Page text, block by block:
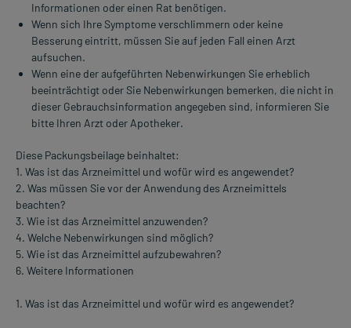
Informationen oder einen Rat benötigen.
Wenn sich Ihre Symptome verschlimmern oder keine
Besserung eintritt, müssen Sie auf jeden Fall einen Arzt
aufsuchen.
Wenn eine der aufgeführten Nebenwirkungen Sie erheblich
beeinträchtigt oder Sie Nebenwirkungen bemerken, die nicht in
dieser Gebrauchsinformation angegeben sind, informieren Sie
bitte Ihren Arzt oder Apotheker.
Diese Packungsbeilage beinhaltet:
1. Was ist das Arzneimittel und wofür wird es angewendet?
2. Was müssen Sie vor der Anwendung des Arzneimittels
beachten?
3. Wie ist das Arzneimittel anzuwenden?
4. Welche Nebenwirkungen sind möglich?
5. Wie ist das Arzneimittel aufzubewahren?
6. Weitere Informationen
1. Was ist das Arzneimittel und wofür wird es angewendet?